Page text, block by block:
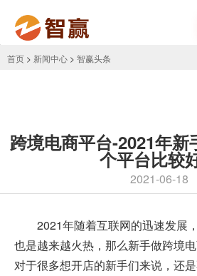
首页 > 新闻中心 > 智赢头条
跨境电商平台-2021年新
个平台比较
2021-06-18
2021年随着互联网的迅速发展
也是越来越火热，那么新手做跨境
对于很多想开店的新手们来说，还